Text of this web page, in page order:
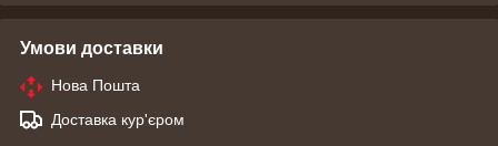
Умови доставки
Нова Пошта
Доставка кур'єром